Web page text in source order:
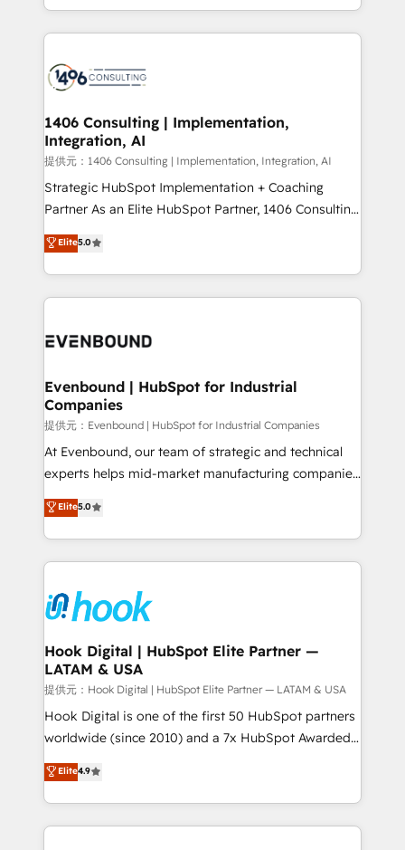
people, processes and data. We offer the best
digital solutions on the market, ranging from CRM
marketing automation to online and offline sales
allowing companies to optimize processes and meet
the needs of the customer. We are part of Impresoft
Group, a group of specialized and complementary
companies that divide their offer into 4
Competence Centers: Smart Manufacturing,
The synergies generated by these integrations,
together with the combination of talents, skills,
to accompany companies on their digital
1406 Consulting | Implementation,
Integration, AI
提供元：1406 Consulting | Implementation, Integration, AI
Strategic HubSpot Implementation + Coaching
Partner As an Elite HubSpot Partner, 1406 Consulting
helps mid-market revenue teams transform how
they sell, market, and serve. We don't just build your
HubSpot—we teach your team to own it, then stay
to help you keep winning. What We Do ⚙️ CRM
Data & Content 📈 Sales & Marketing Alignment +
Agent Creation 🔄 Custom Integrations & Data
Migration Why 1406 We become part of your team.
Your team learns while we build. We fix what others
broke. Built for mid-market reality—practical
solutions that work with your actual headcount and
HubSpot partners 🔄 Top 5% globally in client
retention 📅 8+ years of consistent results since 2017
move beyond spreadsheets into unified systems
that drive real business results.
Elite5.0
Evenbound | HubSpot for Industrial
Companies
提供元：Evenbound | HubSpot for Industrial Companies
At Evenbound, our team of strategic and technical
experts helps mid-market manufacturing companies
achieve real growth. We specialize in delivering
tailored solutions that drive results by leveraging
HubSpot’s platform and data to fuel success.
Technical Solutions: - HubSpot Technical Consulting -
Onboarding - Data Migration & Integrations -
Technical Audit & Optimization Strategic Solutions: -
Revenue Operations - Inbound Marketing -
Outbound Marketing - HubSpot CMS Website
Design & Development We empower our clients to
reach their full potential by providing transparent,
relationship-driven support. With over 300 HubSpot
technical know-how and strategic guidance you
need to succeed.
Elite5.0
Hook Digital | HubSpot Elite Partner —
LATAM & USA
提供元：Hook Digital | HubSpot Elite Partner — LATAM & USA
Hook Digital is one of the first 50 HubSpot partners
worldwide (since 2010) and a 7x HubSpot Awarded
Elite Partner. With 500+ projects across the U.S.,
Brazil, and LATAM, we combine global expertise with
regional experience. Today, we are Brazil’s largest
HubSpot Elite Partner—trusted by companies across
Elite4.9